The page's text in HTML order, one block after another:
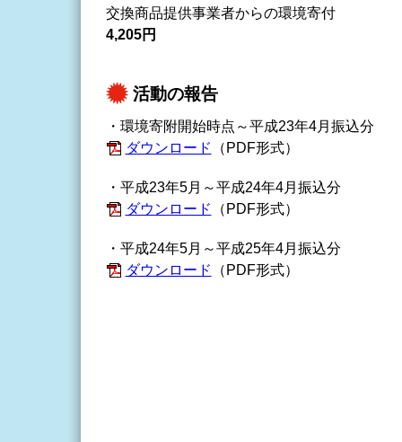
交換商品提供事業者からの環境寄付
4,205円
活動の報告
・環境寄附開始時点～平成23年4月振込分
ダウンロード （PDF形式）
・平成23年5月～平成24年4月振込分
ダウンロード （PDF形式）
・平成24年5月～平成25年4月振込分
ダウンロード （PDF形式）